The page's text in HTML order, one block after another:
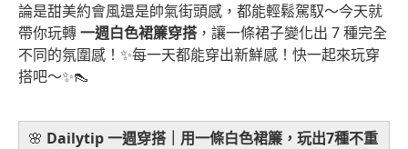
論是甜美約會風還是帥氣街頭感，都能輕鬆駕馭～今天就
帶你玩轉一週白色裙簾穿搭 ，讓一條裙子變化出 7 種完全
不同的氛圍感！✨每一天都能穿出新鮮感！快一起來玩穿
搭吧～✨👠
🌸 Dailytip 一週穿搭｜用一條白色裙簾，玩出7種不重